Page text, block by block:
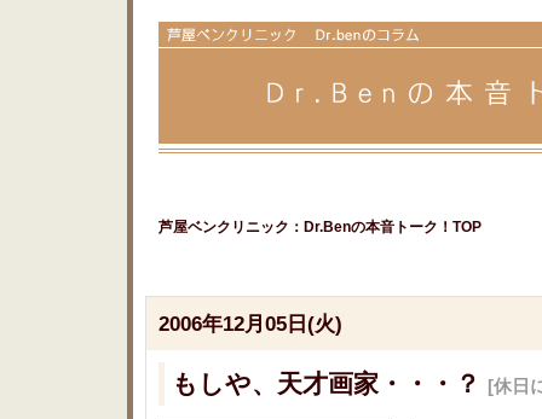
芦屋ベンクリニック：Dr.Benの本音トーク！TOP
2006年12月05日(火)
もしや、天才画家・・・？ [休日